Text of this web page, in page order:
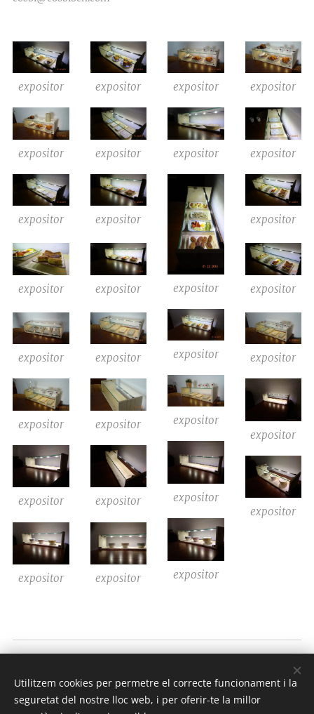
expositor expositor expositor expositor
expositor expositor expositor expositor
expositor expositor
expositor
expositor
expositor expositor expositor
expositor
expositor expositor expositor
expositor
expositor
expositor
expositor
expositor
expositor
expositor
expositor
expositor
expositor expositor
Todos los derechosreservados2018
Optimitzat perWebnode Cookies
Utilitzem cookies per permetre el correcte funcionament i la
seguretat del nostre lloc web, i per oferir-te la millor